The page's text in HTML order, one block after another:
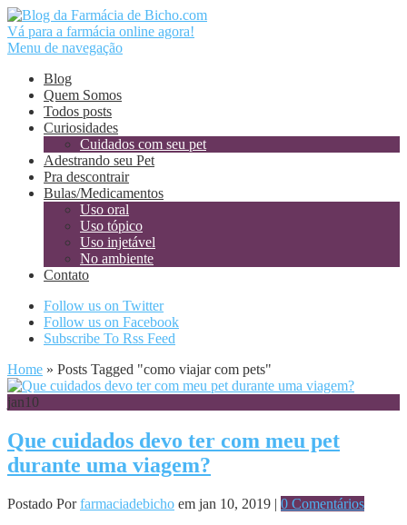
Vá para a farmácia online agora!
Menu de navegação
Blog
Quem Somos
Todos posts
Curiosidades
Cuidados com seu pet
Adestrando seu Pet
Pra descontrair
Bulas/Medicamentos
Uso oral
Uso tópico
Uso injetável
No ambiente
Contato
Follow us on Twitter
Follow us on Facebook
Subscribe To Rss Feed
Home » Posts Tagged "como viajar com pets"
jan10
Que cuidados devo ter com meu pet
durante uma viagem?
Postado Porfarmaciadebicho em jan 10, 2019 | 0 Comentários